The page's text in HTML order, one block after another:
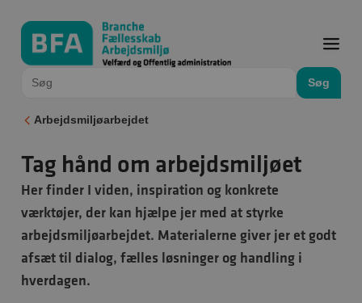
Søg
Arbejdsmiljøarbejdet
Tag hånd om arbejdsmiljøet
Her finder I viden, inspiration og konkrete
værktøjer, der kan hjælpe jer med at styrke
arbejdsmiljøarbejdet. Materialerne giver jer et godt
afsæt til dialog, fælles løsninger og handling i
hverdagen.